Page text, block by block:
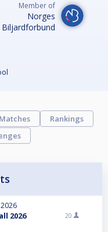
Member of
Norges
Biljardforbund
Matches
Rankings
2026 20